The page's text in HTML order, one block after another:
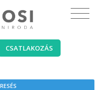
CSATLAKOZÁS